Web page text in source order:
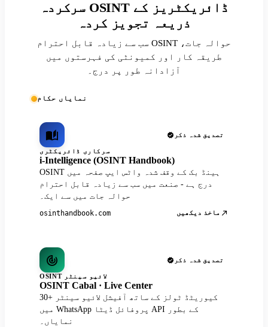
سرکردہ OSINT ڈائریکٹریز کے
ذریعہ تجویز کردہ
سب سے زیادہ قابل احترام OSINT حوالہ جات،
طریقہ کار اور کمیونٹی کی فہرستوں میں
آزادانہ طور پر درج۔
نمایاں حکام
تصدیق شدہ ذکر
سرکاری ڈائریکٹری
i-Intelligence (OSINT Handbook)
OSINT ہینڈ بک کے وقف شدہ واٹس ایپ صفحہ میں
درج ہے - صنعت میں سب سے زیادہ قابل احترام
حوالہ جات میں سے ایک۔
osinthandbook.com ماخذ دیکھیں
تصدیق شدہ ذکر
OSINT لائیو سینٹر
OSINT Cabal · Live Center
30+ کیوریٹڈ ٹولز کے ساتھ آفیشل لائیو سینٹر
میں WhatsApp پروفائل ڈیٹا API کے بطور
نمایاں۔